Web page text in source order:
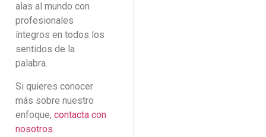
alas al mundo con
profesionales
íntegros en todos los
sentidos de la
palabra.
Si quieres conocer
más sobre nuestro
enfoque, contacta con
nosotros